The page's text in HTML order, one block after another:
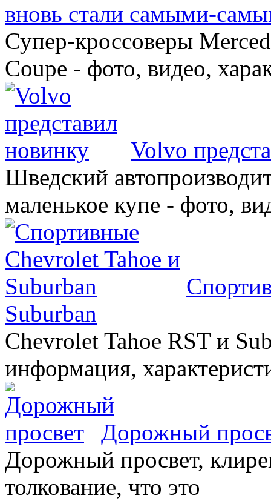
вновь стали самыми-
Супер-кроссоверы
Coupe - фото, видео,
Volvo
Шведский
маленькое купе - фото,
Suburban
Chevrolet Tahoe RST и
информация,
Дорожный
Дорожный просвет,
толкование, что это